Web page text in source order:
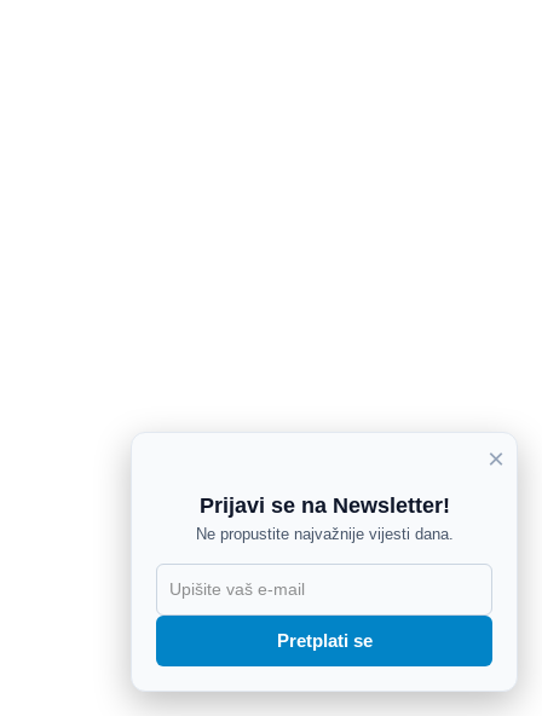
×
Prijavi se na Newsletter!
Ne propustite najvažnije vijesti dana.
Pretplati se